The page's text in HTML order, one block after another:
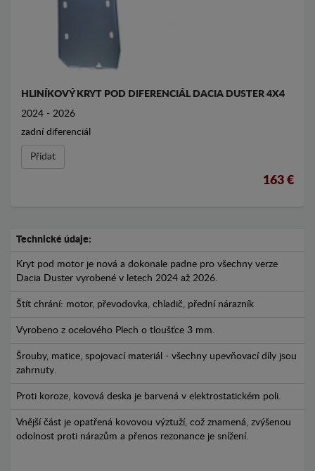
HLINÍKOVÝ KRYT POD DIFERENCIÁL DACIA DUSTER 4X4
2024 - 2026
zadní diferenciál
Přídat
163 €
Technické údaje:
Kryt pod motor je nová a dokonale padne pro všechny verze
Dacia Duster vyrobené v letech 2024 až 2026.
Štít chrání: motor, převodovka, chladič, přední nárazník
Vyrobeno z ocelového Plech o tloušťce 3 mm.
Šrouby, matice, spojovací materiál - všechny upevňovací díly jsou
zahrnuty.
Proti koroze, kovová deska je barvená v elektrostatickém poli.
Vnější část je opatřená kovovou výztuží, což znamená, zvýšenou
odolnost proti nárazům a přenos rezonance je snížení.